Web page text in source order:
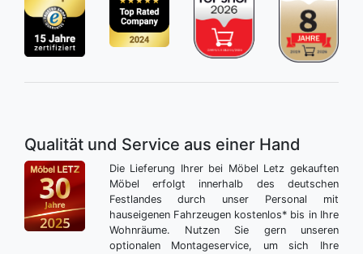
Qualität und Service aus einer Hand
Die Lieferung Ihrer bei Möbel Letz gekauften
Möbel erfolgt innerhalb des deutschen
Festlandes durch unser Personal mit
hauseigenen Fahrzeugen kostenlos* bis in Ihre
Wohnräume. Nutzen Sie gern unseren
optionalen Montageservice, um sich Ihre